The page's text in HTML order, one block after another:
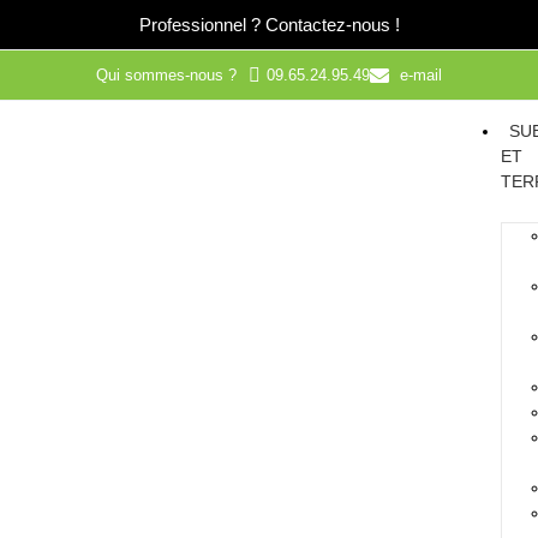
Professionnel ? Contactez-nous !
Qui sommes-nous ? 09.65.24.95.49 e-mail
ET